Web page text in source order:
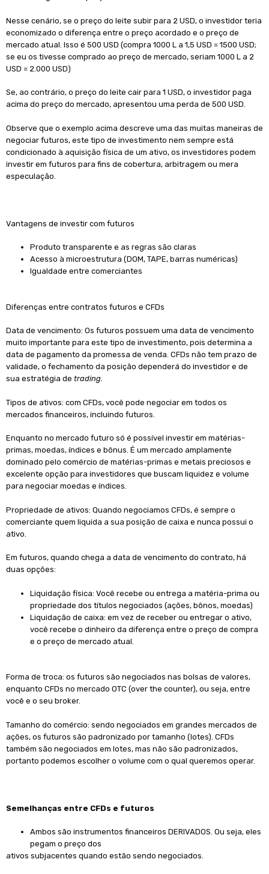
Nesse cenário, se o preço do leite subir para 2 USD, o investidor teria
economizado o diferença entre o preço acordado e o preço de
mercado atual. Isso é 500 USD (compra 1000 L a 1,5 USD = 1500 USD;
se eu os tivesse comprado ao preço de mercado, seriam 1000 L a 2
USD = 2.000 USD)
Se, ao contrário, o preço do leite cair para 1 USD, o investidor paga
acima do preço do mercado, apresentou uma perda de 500 USD.
Observe que o exemplo acima descreve uma das muitas maneiras de
negociar futuros, este tipo de investimento nem sempre está
condicionado à aquisição física de um ativo, os investidores podem
investir em futuros para fins de cobertura, arbitragem ou mera
especulação.
Vantagens de investir com futuros
Produto transparente e as regras são claras
Acesso à microestrutura (DOM, TAPE, barras numéricas)
Igualdade entre comerciantes
Diferenças entre contratos futuros e CFDs
Data de vencimento: Os futuros possuem uma data de vencimento
muito importante para este tipo de investimento, pois determina a
data de pagamento da promessa de venda. CFDs não tem prazo de
validade, o fechamento da posição dependerá do investidor e de
sua estratégia de trading.
Tipos de ativos: com CFDs, você pode negociar em todos os
mercados financeiros, incluindo futuros.
Enquanto no mercado futuro só é possível investir em matérias-
primas, moedas, índices e bônus. É um mercado amplamente
dominado pelo comércio de matérias-primas e metais preciosos e
excelente opção para investidores que buscam liquidez e volume
para negociar moedas e índices.
Propriedade de ativos: Quando negociamos CFDs, é sempre o
comerciante quem liquida a sua posição de caixa e nunca possui o
ativo.
Em futuros, quando chega a data de vencimento do contrato, há
duas opções:
Liquidação física: Você recebe ou entrega a matéria-prima ou
propriedade dos títulos negociados (ações, bônos, moedas)
Liquidação de caixa: em vez de receber ou entregar o ativo,
você recebe o dinheiro da diferença entre o preço de compra
e o preço de mercado atual.
Forma de troca: os futuros são negociados nas bolsas de valores,
enquanto CFDs no mercado OTC (over the counter), ou seja, entre
você e o seu broker.
Tamanho do comércio: sendo negociados em grandes mercados de
ações, os futuros são padronizado por tamanho (lotes). CFDs
também são negociados em lotes, mas não são padronizados,
portanto podemos escolher o volume com o qual queremos operar.
Semelhanças entre CFDs e futuros
Ambos são instrumentos financeiros DERIVADOS. Ou seja, eles
pegam o preço dos
ativos subjacentes quando estão sendo negociados.